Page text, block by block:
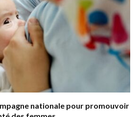
nationale pour promouvoir